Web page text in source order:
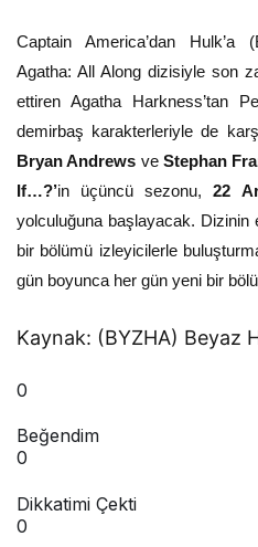
Captain America’dan Hulk’a
Agatha: All Along dizisiyle son
ettiren Agatha Harkness’tan
demirbaş karakterleriyle de
Bryan Andrews ve Stephan
If…?’in üçüncü sezonu,22
yolculuğuna başlayacak. Dizinin
bir bölümü izleyicilerle
gün boyunca her gün yeni bir
Kaynak: (BYZHA) Beyaz
0
Beğendim
0
Dikkatimi Çekti
0